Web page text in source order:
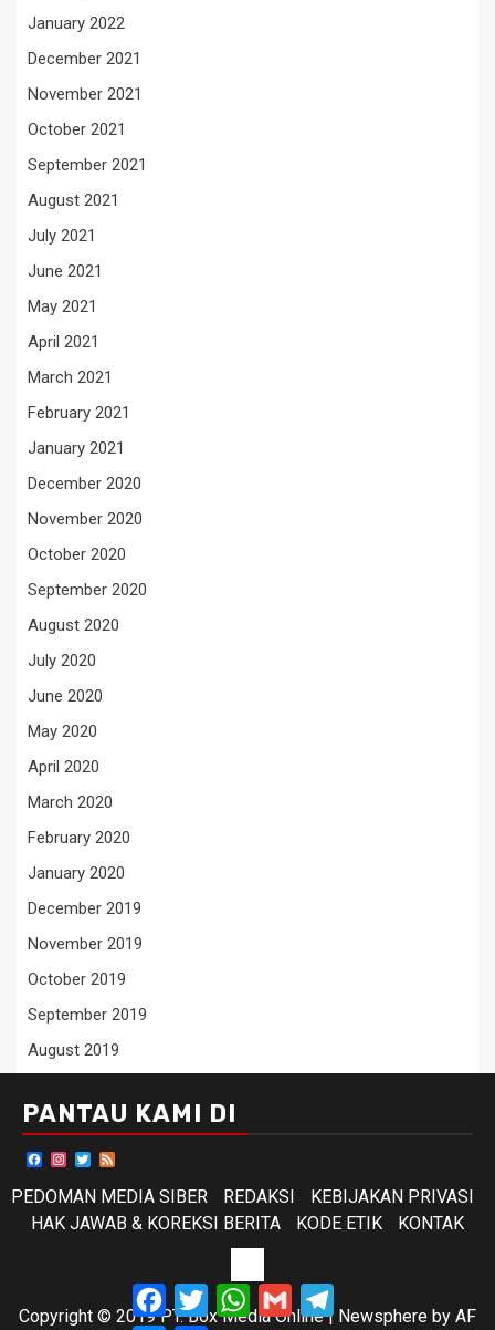
January 2022
December 2021
November 2021
October 2021
September 2021
August 2021
July 2021
June 2021
May 2021
April 2021
March 2021
February 2021
January 2021
December 2020
November 2020
October 2020
September 2020
August 2020
July 2020
June 2020
May 2020
April 2020
March 2020
February 2020
January 2020
December 2019
November 2019
October 2019
September 2019
August 2019
PANTAU KAMI DI
Facebook
Instagram
Twitter
PEDOMAN MEDIA SIBER
REDAKSI
KEBIJAKAN PRIVASI
HAK JAWAB & KOREKSI BERITA
KODE ETIK KONTAK
ETIK
Copyright © 2019 PT. Box Media Online| Newsphere by AF
Facebook
TwitterWhatsApp
Gmail